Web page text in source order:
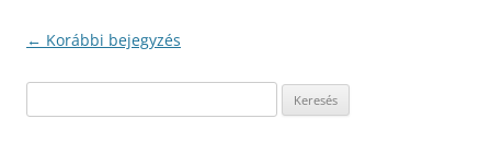
Bejegyzés
← Korábbi bejegyzés